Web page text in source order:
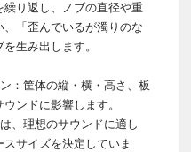
繰り返し、ノブの直径や重
「歪んでいるが濁りのな
生み出します。
：筐体の縦・横・高さ、板
ンドに影響します。
、理想のサウンドに適し
サイズを決定していま